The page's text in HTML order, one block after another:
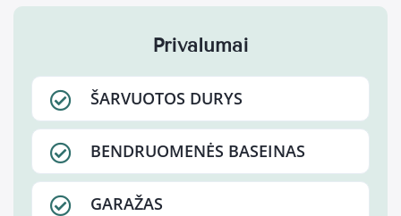
Privalumai
ŠARVUOTOS DURYS
BENDRUOMENĖS BASEINAS
GARAŽAS